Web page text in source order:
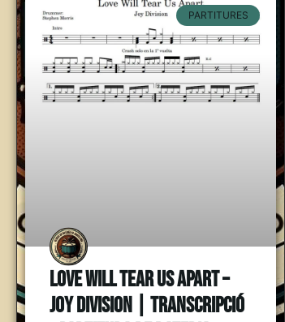
PARTITURES
Love Will Tear Us Apart –
Joy Division | Transcripció